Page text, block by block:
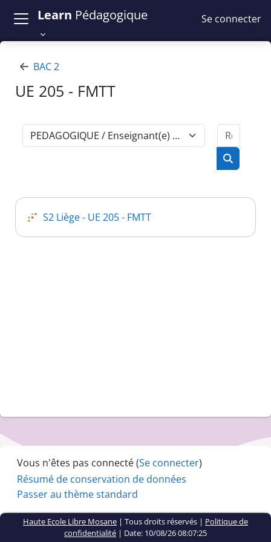
Learn Pédagogique Se connecter
BAC 2
UE 205 - FMTT
Catégories de cours
S2 Liège - UE 205 - FMTT
Vous n'êtes pas connecté (Se connecter)
Résumé de conservation de données
Passer au thème standard
Haute Ecole Libre Mosane | Tous droits réservés | Politique de
confidentialité | Date: 10/08/26 08:07:25